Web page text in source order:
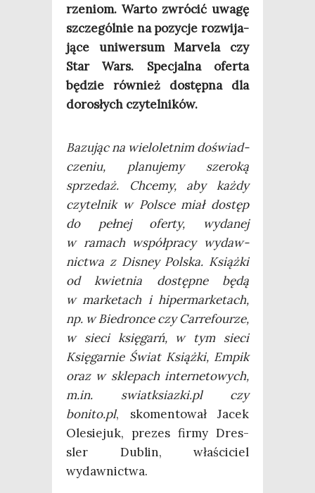
rze­niom. War­to zwró­cić uwa­gę
szcze­gól­nie na pozy­cje roz­wi­ja­
ją­ce uni­wer­sum Marve­la czy
Star Wars. Spe­cjal­na ofer­ta
będzie rów­nież dostęp­na dla
doro­słych czytelników.
Bazu­jąc na wie­lo­let­nim doświad­
cze­niu, pla­nu­je­my sze­ro­ką
sprze­daż. Chce­my, aby każ­dy
czy­tel­nik w Pol­sce miał dostęp
do peł­nej ofer­ty, wyda­nej
w ramach współ­pra­cy wydaw­
nic­twa z Disney Pol­ska. Książ­ki
od kwiet­nia dostęp­ne będą
w mar­ke­tach i hiper­mar­ke­tach,
np. w Bie­dron­ce czy Car­re­fo­urze,
w sie­ci księ­garń, w tym sie­ci
Księ­gar­nie Świat Książ­ki, Empik
oraz w skle­pach inter­ne­to­wych,
m.in. swiatksiazki.pl czy
bonito.pl, sko­men­to­wał Jacek
Ole­sie­juk, pre­zes fir­my Dres­
sler Dublin, wła­ści­ciel
wydawnictwa.